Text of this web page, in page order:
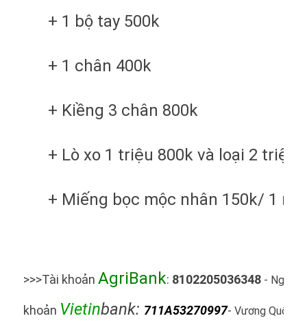
+ 1 bộ tay 500k
+ 1 chân 400k
+ Kiềng 3 chân 800k
+ Lò xo 1 triệu 800k và loại 2 triệu
+ Miếng bọc mộc nhân 150k/ 1
>>>Tài khoản AgriBank: 8102205036348 -
khoản Vietinbank: 711A53270997- Vương Quốc